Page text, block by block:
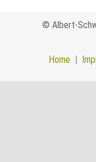
© Albert-
Home |